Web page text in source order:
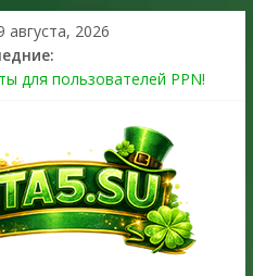
августа, 2026
для пользователей PPN!
в GTA Online уже 14 июля
Social Club ошибка #1.500.7:
и войти без проблем в 2026
GTA Online по программе
и Предзаказ Grand Theft